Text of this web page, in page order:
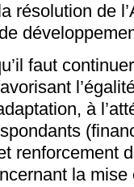
résolution de
faut
à
renforcement
la